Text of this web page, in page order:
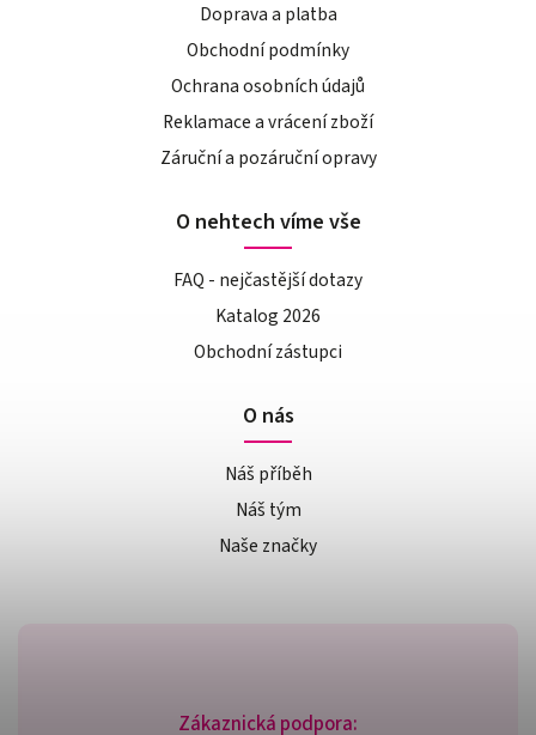
Zákaznická podpora:
Doprava a platba
Obchodní podmínky
Ochrana osobních údajů
Reklamace a vrácení zboží
Záruční a pozáruční opravy
O nehtech víme vše
FAQ - nejčastější dotazy
Katalog 2026
Obchodní zástupci
O nás
Náš příběh
Náš tým
Naše značky